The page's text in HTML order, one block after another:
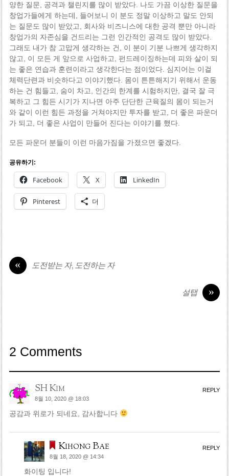
양한 질문, 공격과 챌린지를 많이 받았다. 나도 가끔 이상한 질문을
창업가들에게 하는데, 들어보니 이 분도 정말 이상하고 말도 안되
는 질문도 많이 받았고, 회사와 비즈니스에 대한 공격 뿐만 아니라
창업가의 자존심을 건드리는 그런 인간적인 공격도 많이 받았다.
그래도 내가 참 고맙게 생각하는 건, 이 분이 기분 나쁘게 생각하지
않고, 이 모든 게 앞으로 사업하고, 펀드레이징하는데 피와 살이 되
는 좋은 연습과 훈련이라고 생각한다는 점이었다. 심지어는 이걸
체력단련과 비슷하다고 이야기했다. 몸이 튼튼해지기 위해서 운동
하는 건 힘들고, 숨이 차고, 인간의 한계를 시험하지만, 결국 잘 극
복하고 그 힘든 시기가 지나면 아주 단단한 근육질의 몸이 되는거
와 같이 이런 힘든 과정을 거쳐야지만 투자를 받고, 더 좋은 파운더
가 되고, 더 좋은 사업이 만들어 진다는 이야기를 했다.
모든 파운더 분들이 이런 마음가짐을 가졌으면 좋겠다.
공유하기:
Facebook X LinkedIn
Pinterest 더
« 도전받는 자, 도전하는 자
»
설탭
2 Comments
SH Kim
8월 10, 2020 @ 18:03
공감과 위로가 되네요, 감사합니다
REPLY
Kihong Bae
8월 18, 2020 @ 14:34
화이팅 입니다!
REPLY